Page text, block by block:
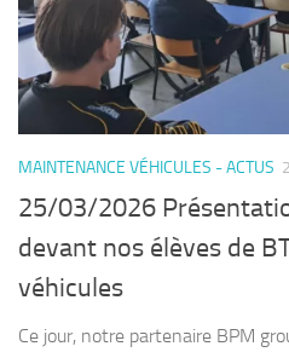
MAINTENANCE VÉHICULES - ACTUS
25/03/2026
devant nos élèves de
véhicules
Ce jour, notre partenaire BPM